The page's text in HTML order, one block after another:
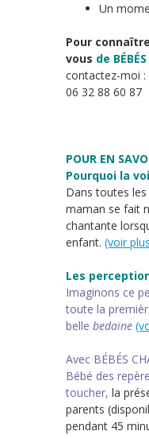
Un
Pour
vous de
contactez-moi :
06 32 88 60 87
POUR EN
Pourquoi la
Dans toutes
maman se fait
chantante
enfant. (voir
Les
Imaginons ce
toute la
belle bedaine
Avec BÉBÉS
Bébé des
toucher, la
parents
pendant 45